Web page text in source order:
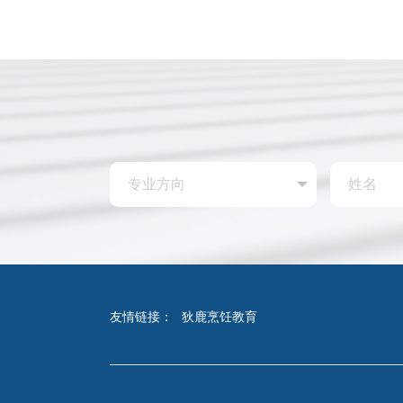
友情链接： 狄鹿烹饪教育